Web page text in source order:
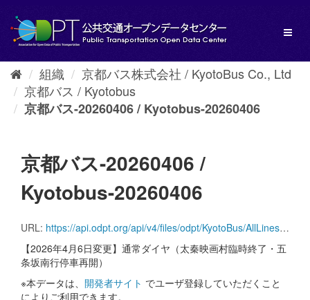
し
組織
京都バス株式会社 / KyotoBus Co., Ltd
京都バス / Kyotobus
京都バス-20260406 / Kyotobus-20260406
京都バス-20260406 /
Kyotobus-20260406
URL: https://api.odpt.org/api/v4/files/odpt/KyotoBus/AllLinesAnotherversion.zip?date=20260406&acl:consumerKey=[アクセストークン/YOUR_ACCESS_TOKEN]
【2026年4月6日変更】通常ダイヤ（太秦映画村臨時終了・五
条坂南行停車再開）
※本データは、 開発者サイト でユーザ登録していただくこと
によりご利用できます。